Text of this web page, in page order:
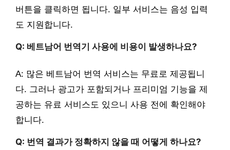
버튼을 클릭하면 됩니다. 일부 서비스는 음성 입력
도 지원합니다.
Q: 베트남어 번역기 사용에 비용이 발생하나요?
A: 많은 베트남어 번역 서비스는 무료로 제공됩니
다. 그러나 광고가 포함되거나 프리미엄 기능을 제
공하는 유료 서비스도 있으니 사용 전에 확인해야
합니다.
Q: 번역 결과가 정확하지 않을 때 어떻게 하나요?